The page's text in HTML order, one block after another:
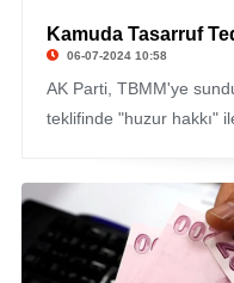
Kamuda Tasarruf
06-07-2024 10:58
AK Parti, TBMM'ye
teklifinde "huzur hakkı"